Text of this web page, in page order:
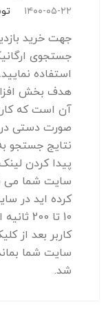
۱۴۰۰-۰۵-۲۲
جهت خرید
استفاده نمایید.
هدف بخش
آن است که
صورت دستی
نتایج جستجو
پیدا کردن
سایت شما می
کرده اید در
10 تا
کاربر بعد از
سایت شما
شد.